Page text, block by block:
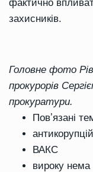
фактично
захисників.
Головне фото
прокурорів
прокуратури.
Повʼязані
ВАКС
вироку нема